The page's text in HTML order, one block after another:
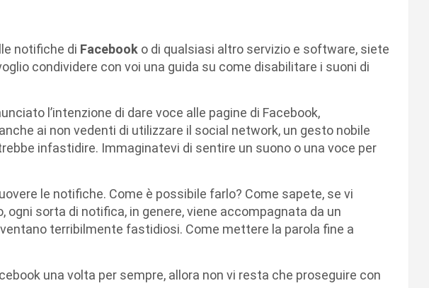
notifiche di Facebook o di qualsiasi altro servizio e software, siete
condividere con voi una guida su come disabilitare i suoni di
l’intenzione di dare voce alle pagine di Facebook,
ai non vedenti di utilizzare il social network, un gesto nobile
infastidire. Immaginatevi di sentire un suono o una voce per
le notifiche. Come è possibile farlo? Come sapete, se vi
ogni sorta di notifica, in genere, viene accompagnata da un
terribilmente fastidiosi. Come mettere la parola fine a
una volta per sempre, allora non vi resta che proseguire con